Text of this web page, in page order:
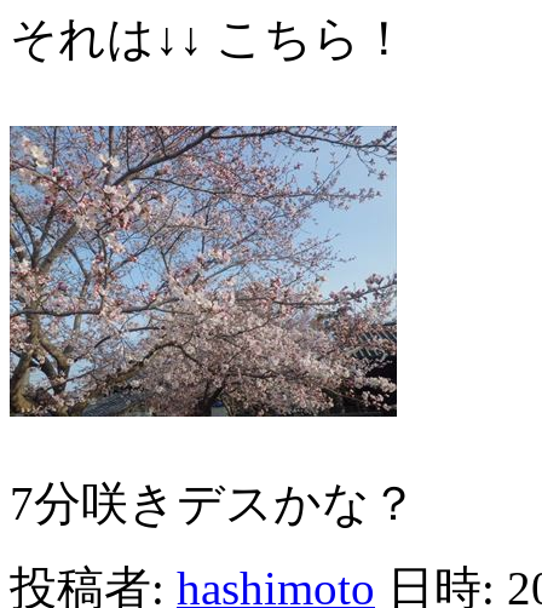
それは↓↓ こちら！
7分咲きデスかな？
投稿者: hashimoto 日時: